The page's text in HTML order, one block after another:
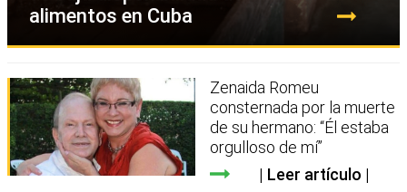
alimentos en Cuba
Zenaida Romeu
consternada por la muerte
de su hermano: “Él estaba
orgulloso de mí”
Leer artículo